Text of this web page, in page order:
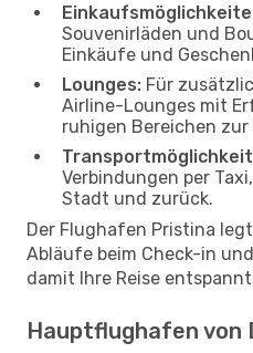
Souvenirläden und
Einkäufe und
Lounges: Für
Airline-Lounges mit
ruhigen Bereichen
Verbindungen per
Stadt und zurück.
Der Flughafen Pristina
Abläufe beim Check-in
damit Ihre Reise
Hauptflughafen von